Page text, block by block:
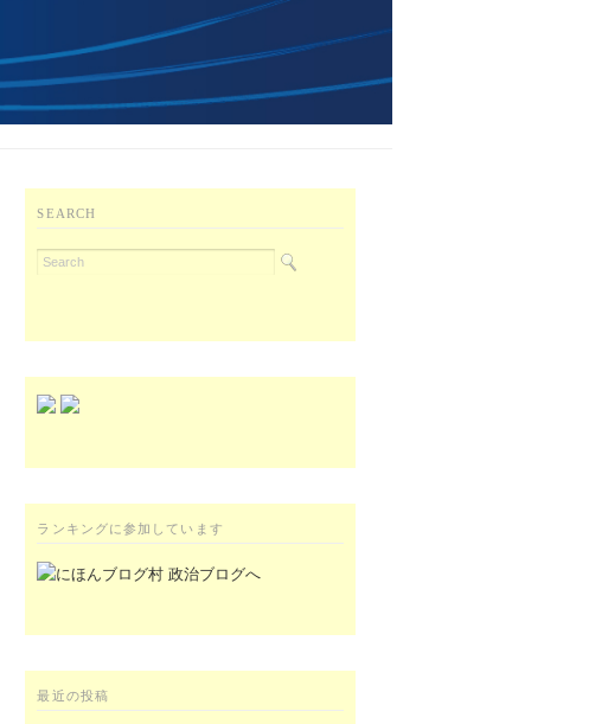
SEARCH
ランキングに参加しています
最近の投稿